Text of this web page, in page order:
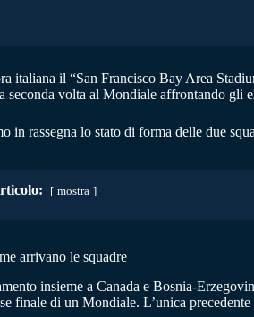
italiana il “San Francisco Bay Area
seconda volta al Mondiale affrontando gli
in rassegna lo stato di forma delle due
mostra
arrivano le squadre
insieme a Canada e Bosnia-
finale di un Mondiale. L’unica